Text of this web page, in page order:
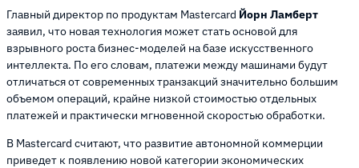
Главный директор по продуктам Mastercard Йорн Ламберт
заявил, что новая технология может стать основой для
взрывного роста бизнес-моделей на базе искусственного
интеллекта. По его словам, платежи между машинами будут
отличаться от современных транзакций значительно большим
объемом операций, крайне низкой стоимостью отдельных
платежей и практически мгновенной скоростью обработки.
В Mastercard считают, что развитие автономной коммерции
приведет к появлению новой категории экономических